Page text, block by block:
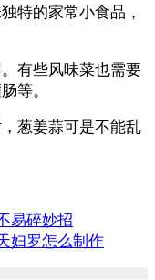
特的家常小食品，
有些风味菜也需要
等。
葱姜蒜可是不能乱
易碎妙招
妇罗怎么制作